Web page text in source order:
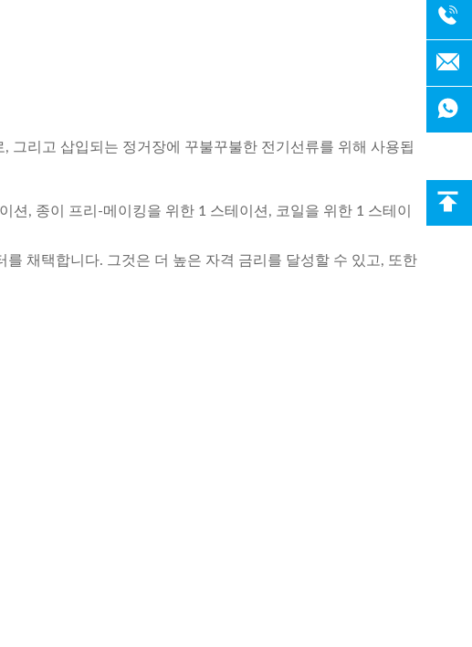
그리고 삽입되는 정거장에 꾸불꾸불한 전기선류를 위해 사용됩
, 종이 프리-메이킹을 위한 1 스테이션, 코일을 위한 1 스테이
채택합니다. 그것은 더 높은 자격 금리를 달성할 수 있고, 또한